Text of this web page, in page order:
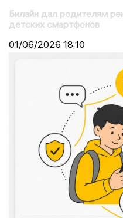
Билайн дал родителям
детских смартфонов
01/06/2026 18:10